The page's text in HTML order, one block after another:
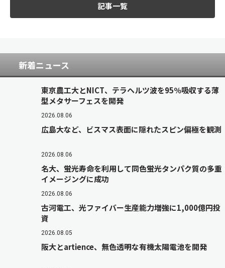
記事一覧
新着ニュース
東京農工大とNICT、テラヘルツ波を95％吸収する薄
型メタサーフェスを開発
2026.08.06
広島大など、ビスマス表面に隠れたスピン偏極を観測
2026.08.06
名大、蛍光寿命を利用して同色蛍光タンパク質の多重
イメージングに成功
2026.08.06
古河電工、光ファイバー生産能力増強に1,000億円投
資
2026.08.05
阪大とartience、無色透明な有機太陽電池を開発